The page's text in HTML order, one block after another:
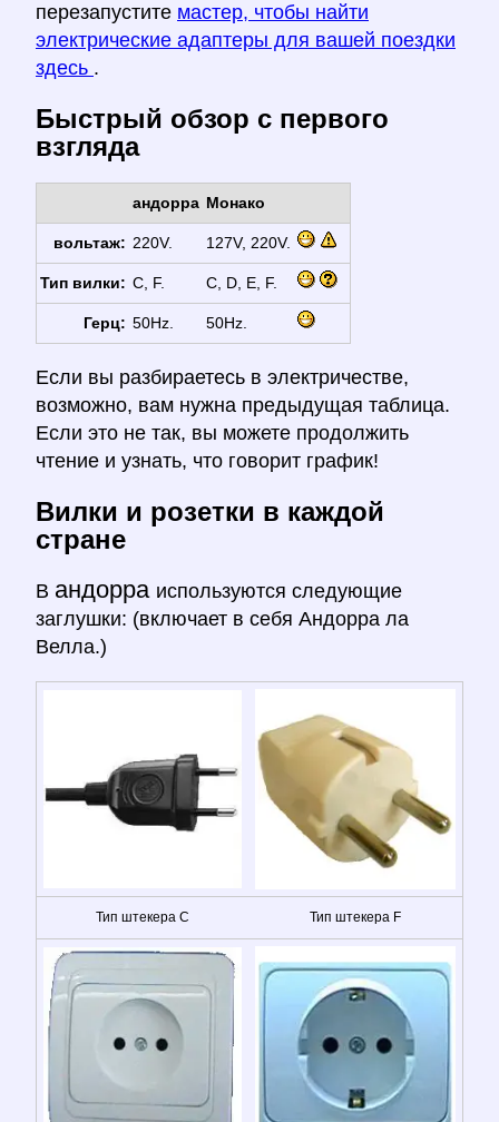
перезапустите мастер, чтобы найти
электрические адаптеры для вашей поездки
здесь .
Быстрый обзор с первого
взгляда
андорра Монако
вольтаж: 220V. 127V, 220V.
Тип вилки: C, F. C, D, E, F.
Герц: 50Hz. 50Hz.
Если вы разбираетесь в электричестве,
возможно, вам нужна предыдущая таблица.
Если это не так, вы можете продолжить
чтение и узнать, что говорит график!
Вилки и розетки в каждой
стране
В андорра используются следующие
заглушки: (включает в себя Андорра ла
Велла.)
Тип штекера C Тип штекера F